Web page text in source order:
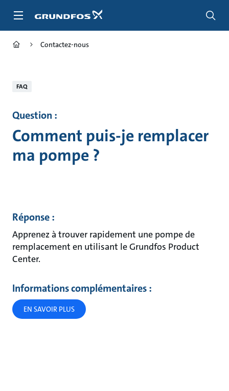
Contactez-nous
FAQ
Question :
Comment puis-je remplacer
ma pompe ?
Réponse :
Apprenez à trouver rapidement une pompe de
remplacement en utilisant le Grundfos Product
Center.
Informations complémentaires :
EN SAVOIR PLUS